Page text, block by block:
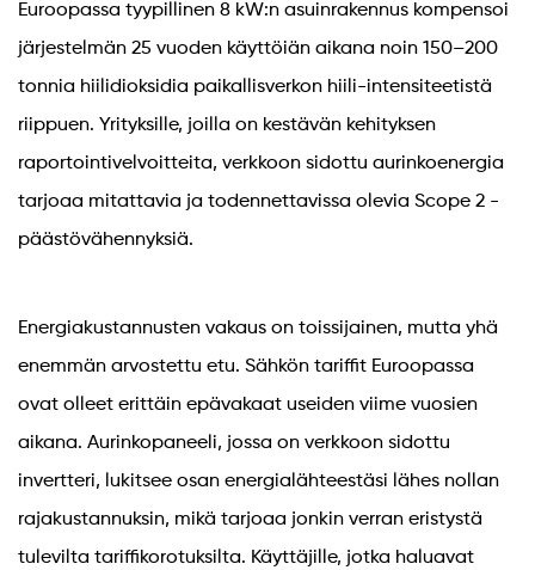
Euroopassa tyypillinen 8 kW:n asuinrakennus kompensoi
järjestelmän 25 vuoden käyttöiän aikana noin 150–200
tonnia hiilidioksidia paikallisverkon hiili-intensiteetistä
riippuen. Yrityksille, joilla on kestävän kehityksen
raportointivelvoitteita, verkkoon sidottu aurinkoenergia
tarjoaa mitattavia ja todennettavissa olevia Scope 2 -
päästövähennyksiä.
Energiakustannusten vakaus on toissijainen, mutta yhä
enemmän arvostettu etu. Sähkön tariffit Euroopassa
ovat olleet erittäin epävakaat useiden viime vuosien
aikana. Aurinkopaneeli, jossa on verkkoon sidottu
invertteri, lukitsee osan energialähteestäsi lähes nollan
rajakustannuksin, mikä tarjoaa jonkin verran eristystä
tulevilta tariffikorotuksilta. Käyttäjille, jotka haluavat